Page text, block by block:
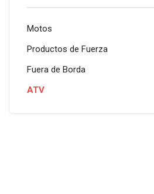
Motos
Productos de Fuerza
Fuera de Borda
ATV